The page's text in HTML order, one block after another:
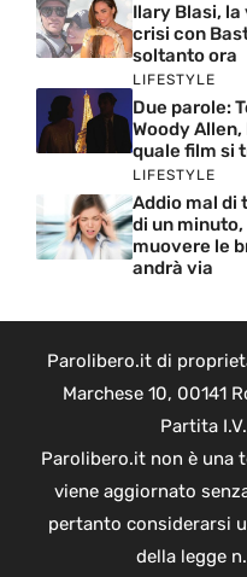
Ilary Blasi,
crisi con
soltanto ora
LIFESTYLE
Due parole:
Woody
quale film si
LIFESTYLE
Addio mal di
di un
muovere le
andrà via
Parolibero.it di
Marchese 10, 00141
Partita
Parolibero.it non è una
viene aggiornato
pertanto considerarsi
della legge